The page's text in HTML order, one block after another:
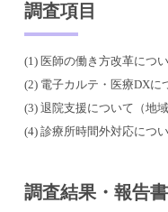
調査項目
(1) 医師の働き方改革につ
(2) 電子カルテ・医療DXに
(3) 退院支援について（地
(4) 診療所時間外対応につ
調査結果・報告書